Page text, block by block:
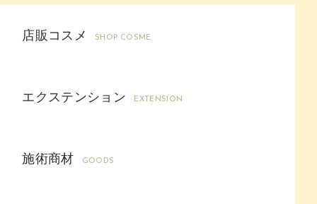
店販コスメ SHOP COSME
エクステンション EXTENSION
施術商材 GOODS